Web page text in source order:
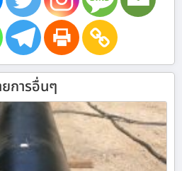
ยการอื่นๆ